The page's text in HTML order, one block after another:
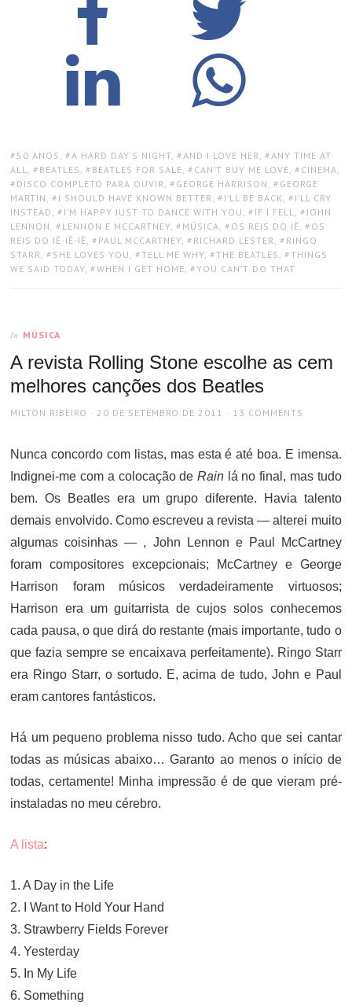
TAGS:
50 ANOS , A HARD DAY’S NIGHT, AND I LOVE HER, ANY TIME AT
ALL, BEATLES , BEATLES FOR SALE, CAN’T BUY ME LOVE, CINEMA,
DISCO COMPLETO PARA OUVIR, GEORGE HARRISON , GEORGE
MARTIN , I SHOULD HAVE KNOWN BETTER, I’LL BE BACK, I’LL CRY
INSTEAD , I’M HAPPY JUST TO DANCE WITH YOU , IF I FELL, JOHN
LENNON , LENNON E MCCARTNEY, MÚSICA, OS REIS DO IÊ, OS
REIS DO IÊ-IÊ-IÊ, PAUL MCCARTNEY, RICHARD LESTER, RINGO
STARR, SHE LOVES YOU , TELL ME WHY, THE BEATLES , THINGS
WE SAID TODAY, WHEN I GET HOME, YOU CAN’T DO THAT
In MÚSICA
A revista Rolling Stone escolhe as cem
melhores canções dos Beatles
AUTHOR
MILTON RIBEIRO
POSTED
20 DE SETEMBRO DE 2011 13 COMMENTS
Nunca concordo com listas, mas esta é até boa. E imensa.
Indignei-me com a colocação de Rain lá no final, mas tudo
bem. Os Beatles era um grupo diferente. Havia talento
demais envolvido. Como escreveu a revista — alterei muito
algumas coisinhas — , John Lennon e Paul McCartney
foram compositores excepcionais; McCartney e George
Harrison foram músicos verdadeiramente virtuosos;
Harrison era um guitarrista de cujos solos conhecemos
cada pausa, o que dirá do restante (mais importante, tudo o
que fazia sempre se encaixava perfeitamente). Ringo Starr
era Ringo Starr, o sortudo. E, acima de tudo, John e Paul
eram cantores fantásticos.
Há um pequeno problema nisso tudo. Acho que sei cantar
todas as músicas abaixo… Garanto ao menos o início de
todas, certamente! Minha impressão é de que vieram pré-
instaladas no meu cérebro.
A lista:
1. A Day in the Life
2. I Want to Hold Your Hand
3. Strawberry Fields Forever
4. Yesterday
5. In My Life
6. Something